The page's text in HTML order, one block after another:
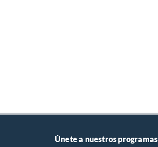
Únete a nuestros programas